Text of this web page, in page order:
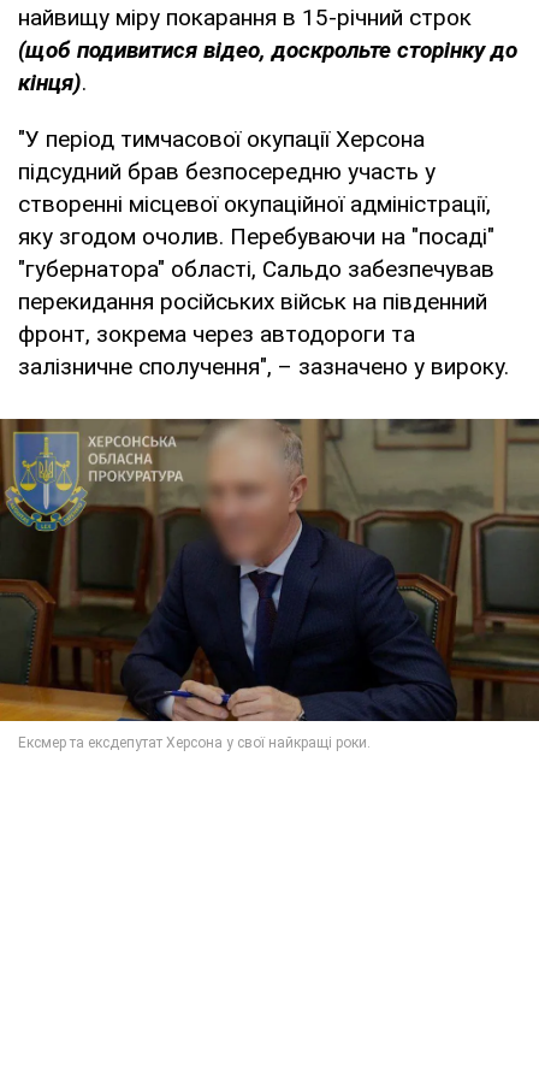
найвищу міру покарання в 15-річний строк
(щоб подивитися відео, доскрольте сторінку до
кінця).
"У період тимчасової окупації Херсона
підсудний брав безпосередню участь у
створенні місцевої окупаційної адміністрації,
яку згодом очолив. Перебуваючи на "посаді"
"губернатора" області, Сальдо забезпечував
перекидання російських військ на південний
фронт, зокрема через автодороги та
залізничне сполучення", – зазначено у вироку.